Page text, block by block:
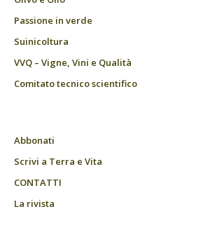
Passione in verde
Suinicoltura
VVQ – Vigne, Vini e Qualità
Comitato tecnico scientifico
Abbonati
Scrivi a Terra e Vita
CONTATTI
La rivista